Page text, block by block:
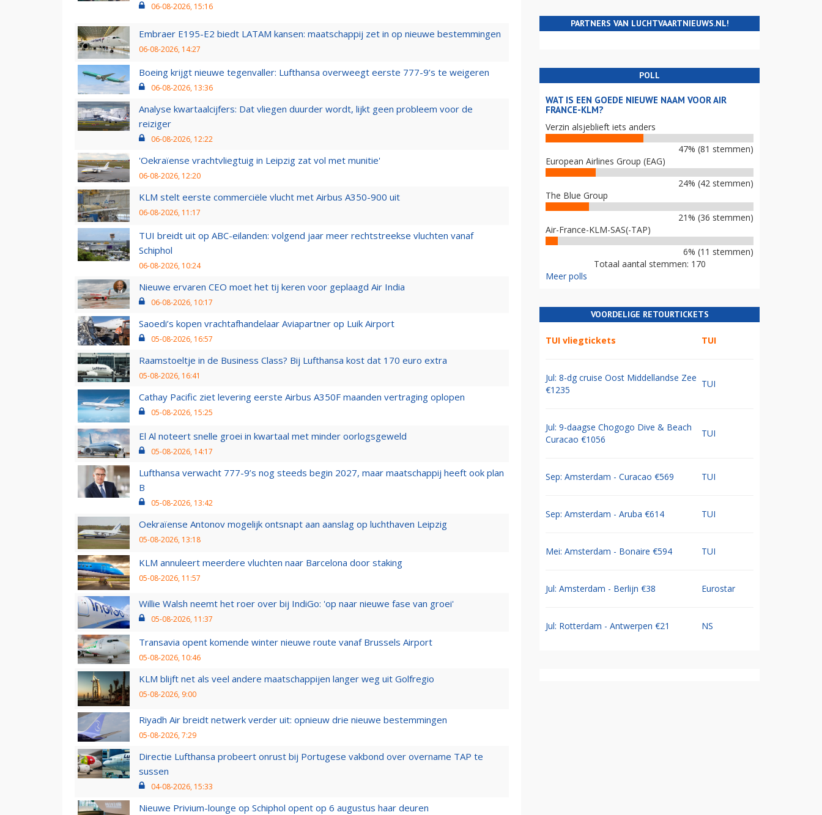
06-08-2026, 15:16
Embraer E195-E2 biedt LATAM kansen: maatschappij zet in op nieuwe bestemmingen
06-08-2026, 14:27
Boeing krijgt nieuwe tegenvaller: Lufthansa overweegt eerste 777-9’s te weigeren
06-08-2026, 13:36
Analyse kwartaalcijfers: Dat vliegen duurder wordt, lijkt geen probleem voor de
reiziger
06-08-2026, 12:22
'Oekraïense vrachtvliegtuig in Leipzig zat vol met munitie'
06-08-2026, 12:20
KLM stelt eerste commerciële vlucht met Airbus A350-900 uit
06-08-2026, 11:17
TUI breidt uit op ABC-eilanden: volgend jaar meer rechtstreekse vluchten vanaf
Schiphol
06-08-2026, 10:24
Nieuwe ervaren CEO moet het tij keren voor geplaagd Air India
06-08-2026, 10:17
Saoedi’s kopen vrachtafhandelaar Aviapartner op Luik Airport
05-08-2026, 16:57
Raamstoeltje in de Business Class? Bij Lufthansa kost dat 170 euro extra
05-08-2026, 16:41
Cathay Pacific ziet levering eerste Airbus A350F maanden vertraging oplopen
05-08-2026, 15:25
El Al noteert snelle groei in kwartaal met minder oorlogsgeweld
05-08-2026, 14:17
Lufthansa verwacht 777-9’s nog steeds begin 2027, maar maatschappij heeft ook plan
B
05-08-2026, 13:42
Oekraïense Antonov mogelijk ontsnapt aan aanslag op luchthaven Leipzig
05-08-2026, 13:18
KLM annuleert meerdere vluchten naar Barcelona door staking
05-08-2026, 11:57
Willie Walsh neemt het roer over bij IndiGo: 'op naar nieuwe fase van groei'
05-08-2026, 11:37
Transavia opent komende winter nieuwe route vanaf Brussels Airport
05-08-2026, 10:46
KLM blijft net als veel andere maatschappijen langer weg uit Golfregio
05-08-2026, 9:00
Riyadh Air breidt netwerk verder uit: opnieuw drie nieuwe bestemmingen
05-08-2026, 7:29
Directie Lufthansa probeert onrust bij Portugese vakbond over overname TAP te
sussen
04-08-2026, 15:33
Nieuwe Privium-lounge op Schiphol opent op 6 augustus haar deuren
PARTNERS VAN LUCHTVAARTNIEUWS.NL!
POLL
WAT IS EEN GOEDE NIEUWE NAAM VOOR AIR
FRANCE-KLM?
Verzin alsjeblieft iets anders
47% (81 stemmen)
European Airlines Group (EAG)
24% (42 stemmen)
The Blue Group
21% (36 stemmen)
Air-France-KLM-SAS(-TAP)
6% (11 stemmen)
Totaal aantal stemmen: 170
Meer polls
VOORDELIGE RETOURTICKETS
TUI vliegtickets TUI
Jul: 8-dg cruise Oost Middellandse Zee
€1235
TUI
Jul: 9-daagse Chogogo Dive & Beach
Curacao €1056
TUI
Sep: Amsterdam - Curacao €569 TUI
Sep: Amsterdam - Aruba €614 TUI
Mei: Amsterdam - Bonaire €594 TUI
Jul: Amsterdam - Berlijn €38 Eurostar
Jul: Rotterdam - Antwerpen €21 NS